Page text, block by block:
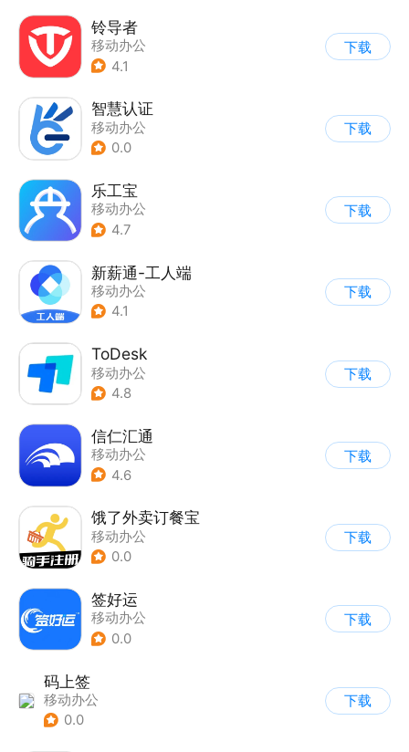
铃导者
移动办公
4.1
下载
智慧认证
移动办公
0.0
下载
乐工宝
移动办公
4.7
下载
新薪通-工人端
移动办公
4.1
下载
ToDesk
移动办公
4.8
下载
信仁汇通
移动办公
4.6
下载
饿了外卖订餐宝
移动办公
0.0
下载
签好运
移动办公
0.0
下载
码上签
移动办公
0.0
下载